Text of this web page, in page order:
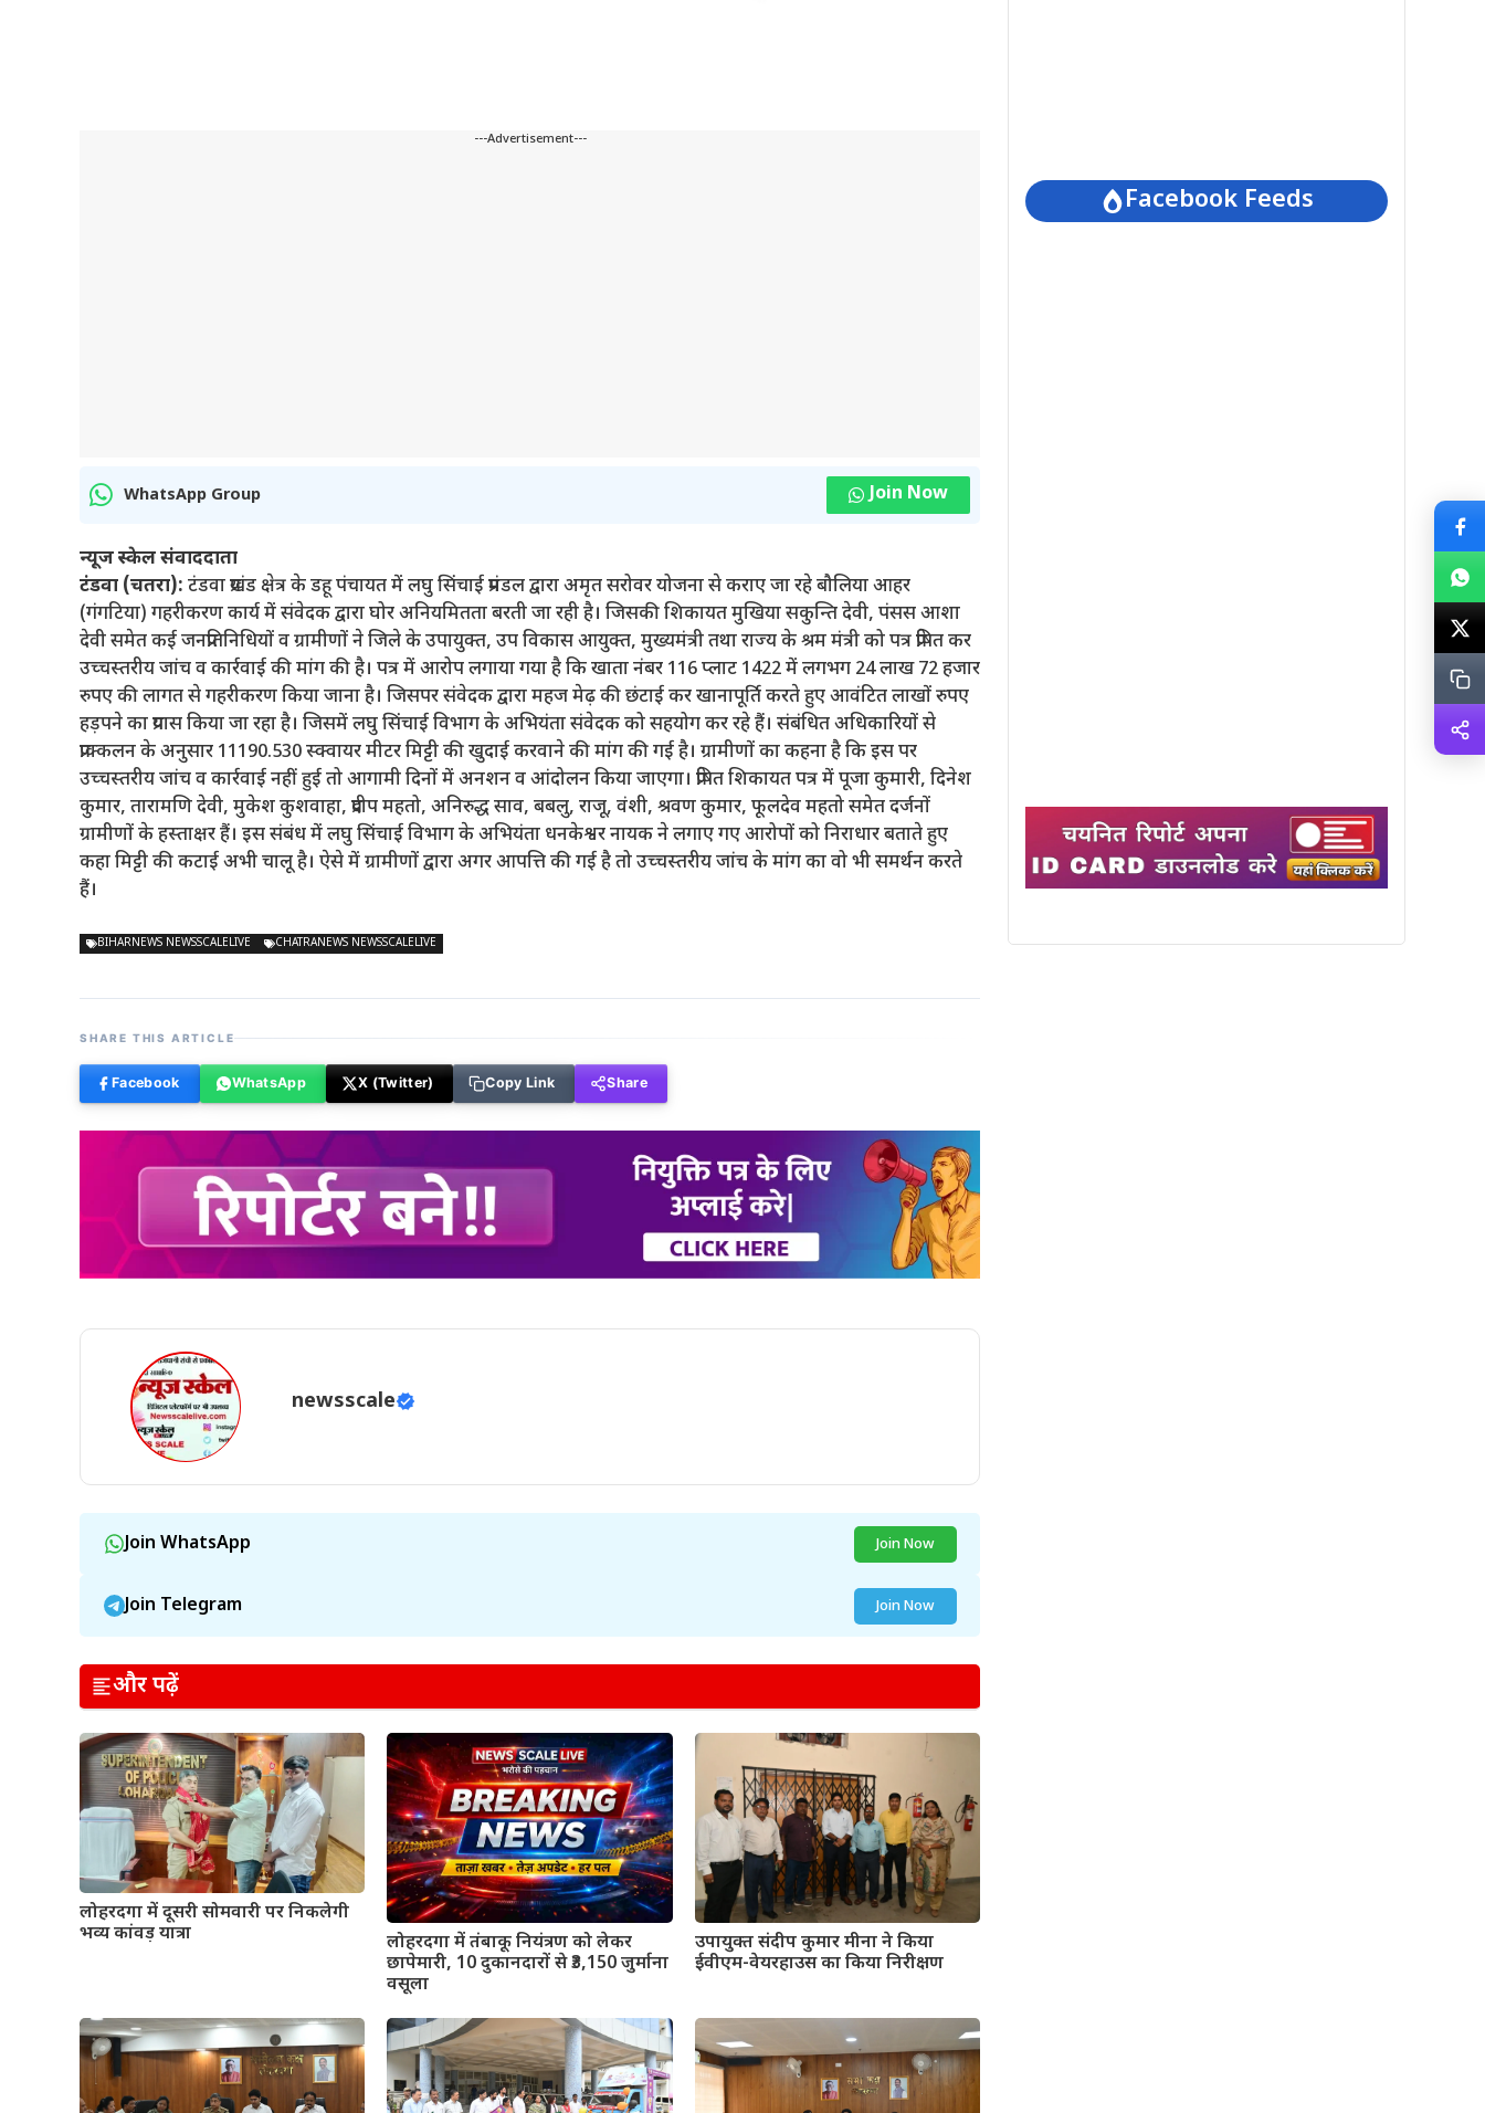
---Advertisement---
WhatsApp Group Join Now
न्यूज स्केल संवाददाता
टंडवा (चतरा): टंडवा प्रखंड क्षेत्र के डहू पंचायत में लघु सिंचाई प्रमंडल द्वारा अमृत सरोवर योजना से कराए जा रहे बौलिया आहर
(गंगटिया) गहरीकरण कार्य में संवेदक द्वारा घोर अनियमितता बरती जा रही है। जिसकी शिकायत मुखिया सकुन्ति देवी, पंसस आशा
देवी समेत कई जनप्रतिनिधियों व ग्रामीणों ने जिले के उपायुक्त, उप विकास आयुक्त, मुख्यमंत्री तथा राज्य के श्रम मंत्री को पत्र प्रेषित कर
उच्चस्तरीय जांच व कार्रवाई की मांग की है। पत्र में आरोप लगाया गया है कि खाता नंबर 116 प्लाट 1422 में लगभग 24 लाख 72 हजार
रुपए की लागत से गहरीकरण किया जाना है। जिसपर संवेदक द्वारा महज मेढ़ की छंटाई कर खानापूर्ति करते हुए आवंटित लाखों रुपए
हड़पने का प्रयास किया जा रहा है। जिसमें लघु सिंचाई विभाग के अभियंता संवेदक को सहयोग कर रहे हैं। संबंधित अधिकारियों से
प्राक्कलन के अनुसार 11190.530 स्क्वायर मीटर मिट्टी की खुदाई करवाने की मांग की गई है। ग्रामीणों का कहना है कि इस पर
उच्चस्तरीय जांच व कार्रवाई नहीं हुई तो आगामी दिनों में अनशन व आंदोलन किया जाएगा। प्रेषित शिकायत पत्र में पूजा कुमारी, दिनेश
कुमार, तारामणि देवी, मुकेश कुशवाहा, प्रदीप महतो, अनिरुद्ध साव, बबलु, राजू, वंशी, श्रवण कुमार, फूलदेव महतो समेत दर्जनों
ग्रामीणों के हस्ताक्षर हैं। इस संबंध में लघु सिंचाई विभाग के अभियंता धनकेश्वर नायक ने लगाए गए आरोपों को निराधार बताते हुए
कहा मिट्टी की कटाई अभी चालू है। ऐसे में ग्रामीणों द्वारा अगर आपत्ति की गई है तो उच्चस्तरीय जांच के मांग का वो भी समर्थन करते
हैं।
BIHARNEWS NEWSSCALELIVE CHATRANEWS NEWSSCALELIVE
SHARE THIS ARTICLE
Facebook WhatsApp X (Twitter) Copy Link Share
newsscale
Join WhatsApp Join Now
Join Telegram Join Now
और पढ़ें
लोहरदगा में दूसरी सोमवारी पर निकलेगी
भव्य कांवड़ यात्रा
लोहरदगा में तंबाकू नियंत्रण को लेकर
छापेमारी, 10 दुकानदारों से ₹3,150 जुर्माना
वसूला
उपायुक्त संदीप कुमार मीना ने किया
ईवीएम-वेयरहाउस का किया निरीक्षण
Facebook Feeds